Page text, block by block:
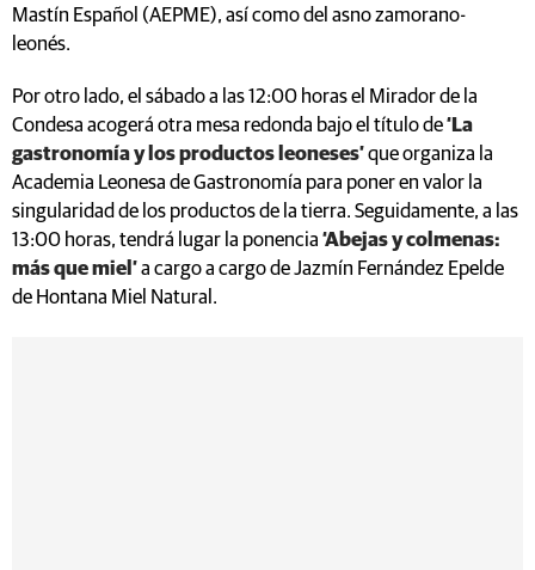
Mastín Español (AEPME), así como del asno zamorano-
leonés.
Por otro lado, el sábado a las 12:00 horas el Mirador de la
Condesa acogerá otra mesa redonda bajo el título de‘La
gastronomía y los productos leoneses’que organiza la
Academia Leonesa de Gastronomía para poner en valor la
singularidad de los productos de la tierra. Seguidamente, a las
13:00 horas, tendrá lugar la ponencia ‘Abejas y colmenas:
más que miel’a cargo a cargo de Jazmín Fernández Epelde
de Hontana Miel Natural.